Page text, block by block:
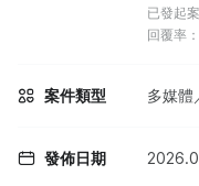
已發起
回覆率：
案件類型 多媒體
發佈日期